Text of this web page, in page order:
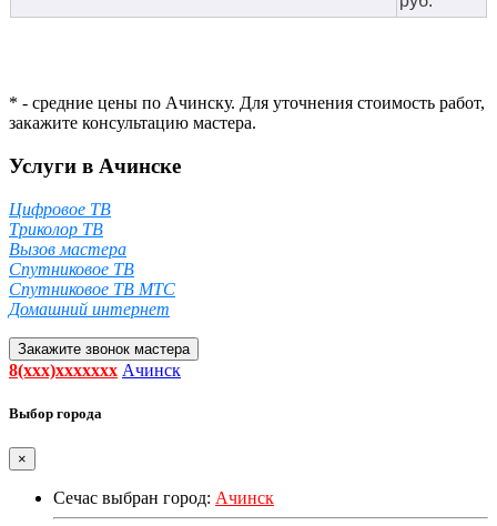
* - средние цены по Ачинску. Для уточнения стоимость работ,
закажите консультацию мастера.
Услуги в Ачинске
Цифровое ТВ
Триколор ТВ
Вызов мастера
Спутниковое ТВ
Спутниковое ТВ МТС
Домашний интернет
Закажите звонок мастера
8(xxx)xxxxxxx Ачинск
Выбор города
×
Сечас выбран город: Ачинск